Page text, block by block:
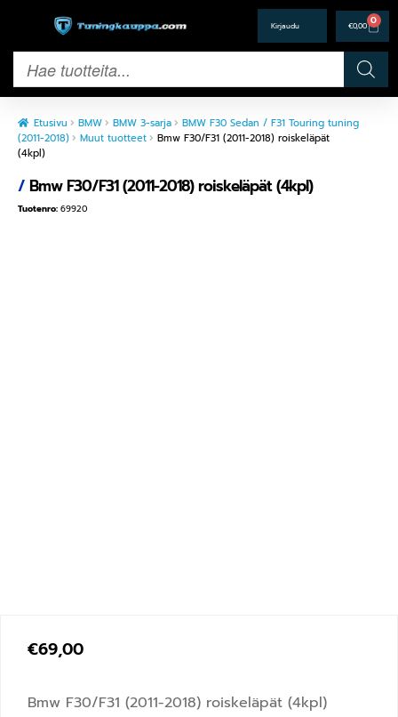
€0,00 0
Etusivu BMW BMW 3-sarja
BMW F30 Sedan / F31 Touring tuning
(2011-2018)
Muut tuotteet
Bmw F30/F31 (2011-2018) roiskeläpät
(4kpl)
/Bmw F30/F31 (2011-2018) roiskeläpät (4kpl)
Tuotenro: 69920
€69,00
Bmw F30/F31 (2011-2018) roiskeläpät (4kpl)